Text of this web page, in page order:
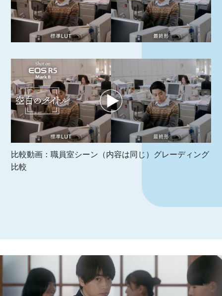
比較動画：職員室シーン（内容は同じ）グレーディング
比較